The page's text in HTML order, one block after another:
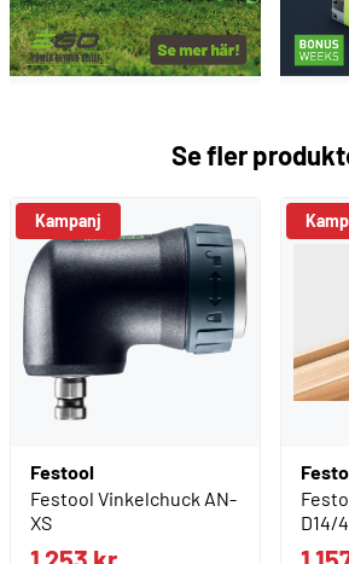
Se fler
Kampanj
Festool
Festool Vinkelchuck AN-
XS
D14/